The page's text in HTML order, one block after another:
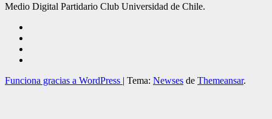
Medio Digital Partidario Club Universidad de Chile.
Funciona gracias a WordPress | Tema: Newses de Themeansar.